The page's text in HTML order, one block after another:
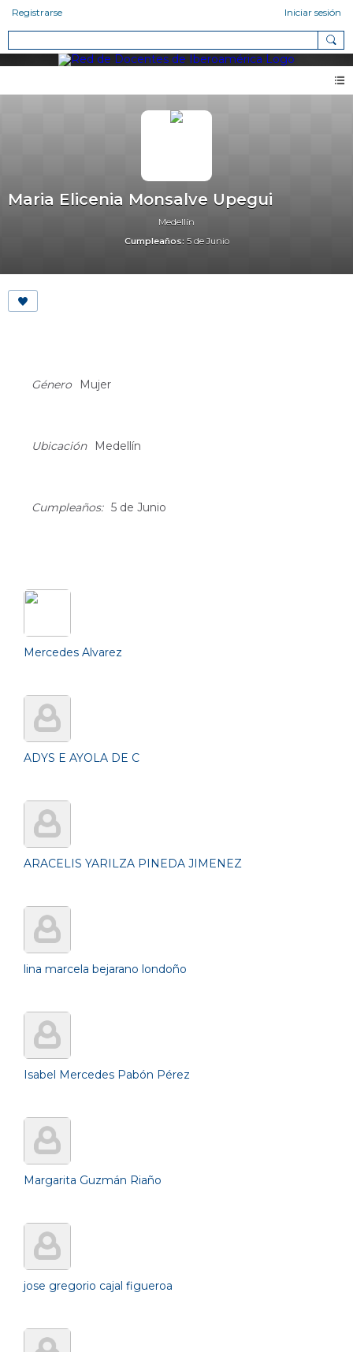
Registrarse Iniciar sesión
Maria Elicenia Monsalve Upegui
Medellín
Cumpleaños: 5 de Junio
Género
Mujer
Ubicación Medellín
Cumpleaños: 5 de Junio
Mercedes Alvarez
ADYS E AYOLA DE C
ARACELIS YARILZA PINEDA JIMENEZ
lina marcela bejarano londoño
Isabel Mercedes Pabón Pérez
Margarita Guzmán Riaño
jose gregorio cajal figueroa